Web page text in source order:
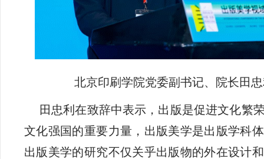
北京印刷学院党委副书记、院长田
田忠利在致辞中表示，出版是促进文化繁
文化强国的重要力量，出版美学是出版学科
出版美学的研究不仅关乎出版物的外在设计